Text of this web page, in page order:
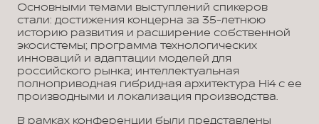
Основными темами выступлений спикеров
стали: достижения концерна за 35-летнюю
историю развития и расширение собственной
экосистемы; программа технологических
инноваций и адаптации моделей для
российского рынка; интеллектуальная
полноприводная гибридная архитектура Hi4 с ее
производными и локализация производства.
В рамках конференции были представлены